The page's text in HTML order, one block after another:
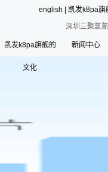
english 凯发k8pa旗
深圳三聚氯
esh
凯发k8pa旗舰的
文化
标识解析
新闻中心